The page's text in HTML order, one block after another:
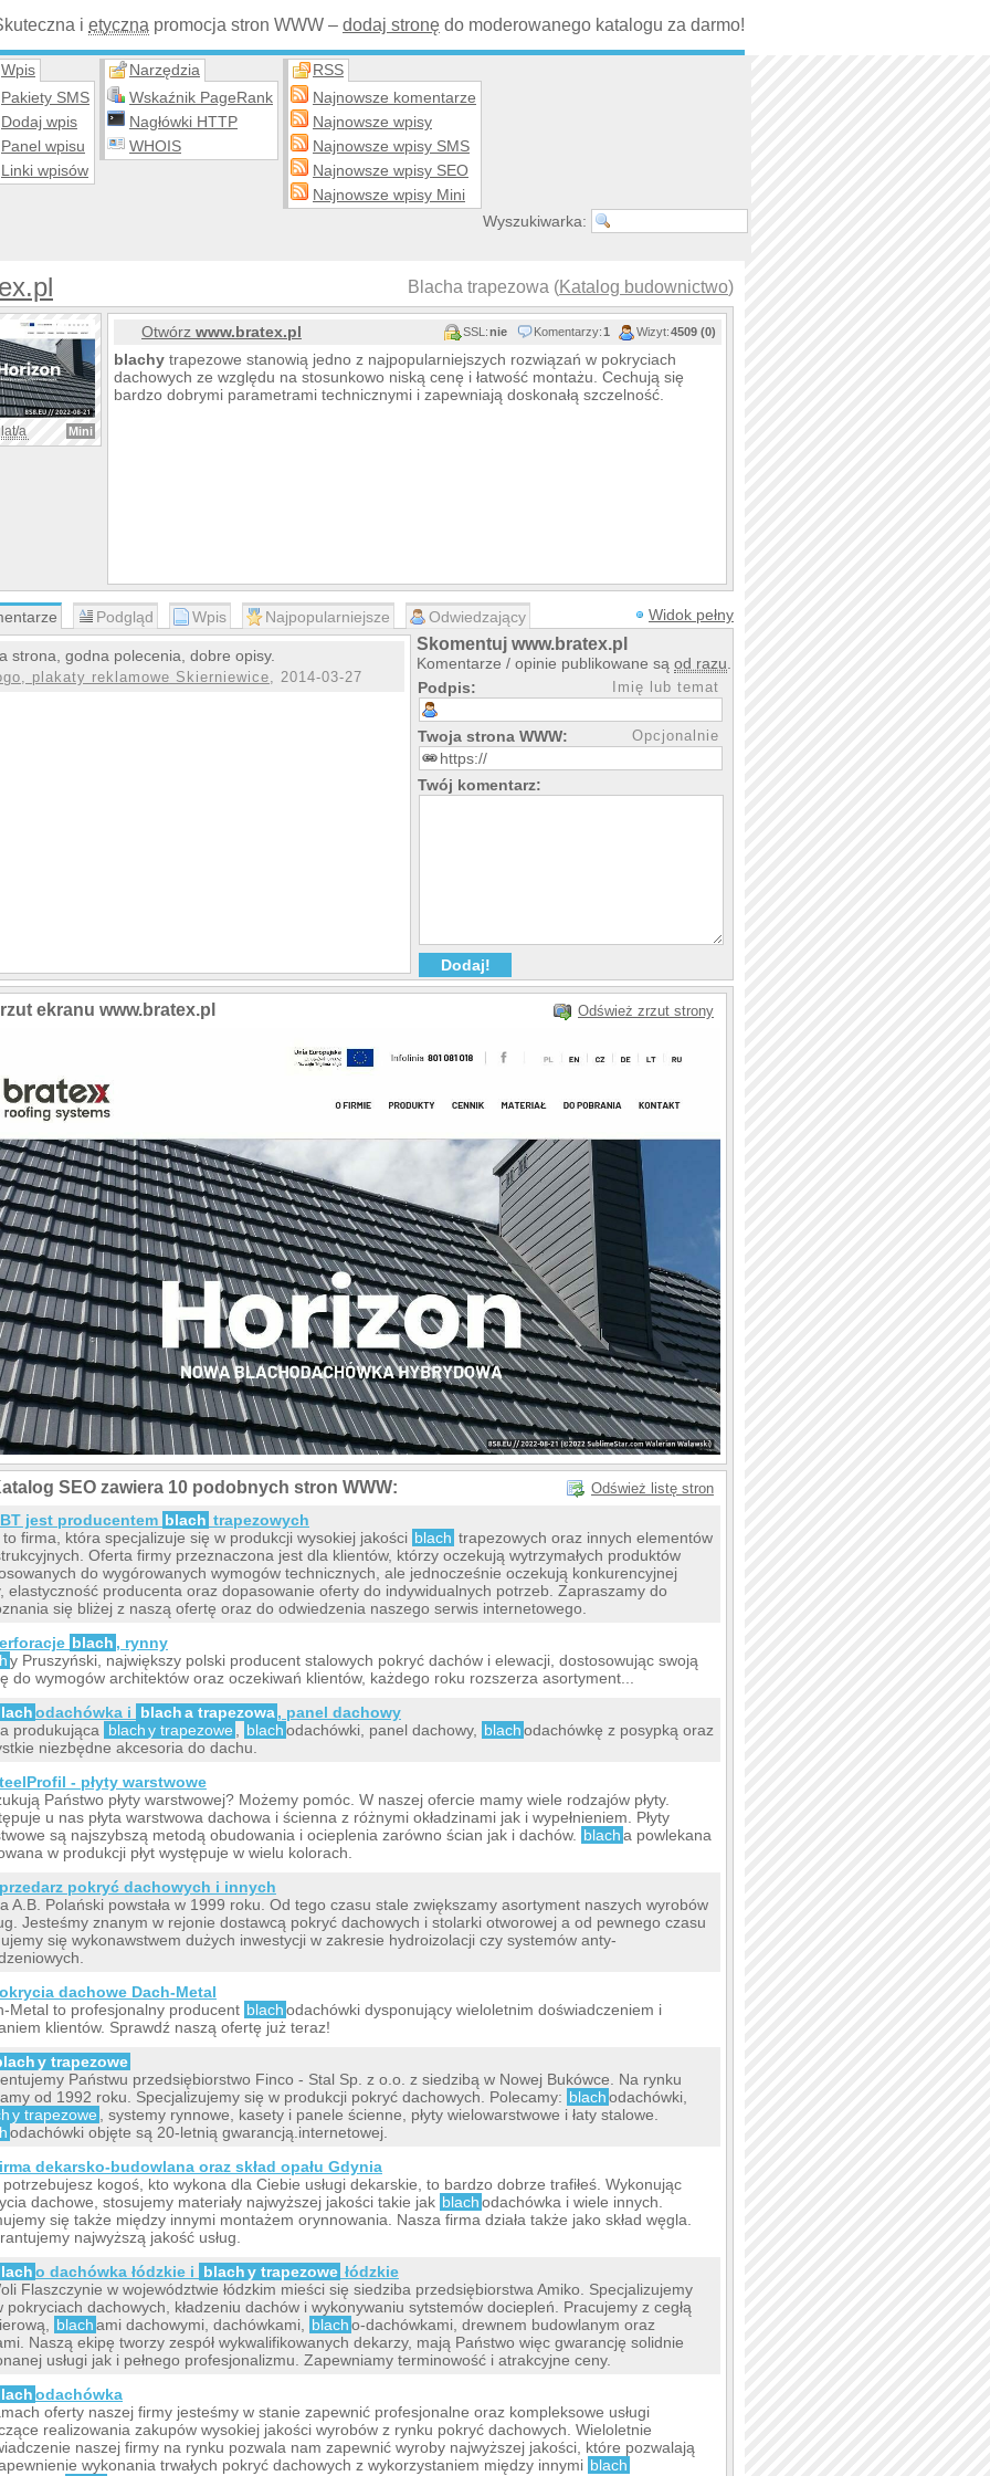
i etyczna promocja stron WWW – dodaj stronę do moderowanego katalogu za darmo!
Wpis
Pakiety SMS
Dodaj wpis
Panel wpisu
Linki wpisów
Narzędzia
Wskaźnik PageRank
Nagłówki HTTP
WHOIS
RSS
Najnowsze komentarze
Najnowsze wpisy
Najnowsze wpisy SMS
Najnowsze wpisy SEO
Najnowsze wpisy Mini
Wyszukiwarka:
Blacha trapezowa (Katalog budownictwo)
a Mini
Otwórz www.bratex.pl SSL:nie Komentarzy:1 Wizyt:4509 (0)
blachy trapezowe stanowią jedno z najpopularniejszych rozwiązań w pokryciach
dachowych ze względu na stosunkowo niską cenę i łatwość montażu. Cechują się
bardzo dobrymi parametrami technicznymi i zapewniają doskonałą szczelność.
Podgląd Wpis Najpopularniejsze Odwiedzający Widok pełny
strona, godna polecenia, dobre opisy.
plakaty reklamowe Skierniewice, 2014-03-27
Skomentuj www.bratex.pl
Komentarze / opinie publikowane są od razu
Podpis:
Imię lub temat
Twoja strona WWW: Opcjonalnie
Twój komentarz:
ekranu www.bratex.pl Odśwież zrzut strony
SEO zawiera 10 podobnych stron WWW: Odśwież listę stron
jest producentem blach trapezowych
to firma, która specjalizuje się w produkcji wysokiej jakości blach trapezowych oraz innych elementów
Oferta firmy przeznaczona jest dla klientów, którzy oczekują wytrzymałych produktów
do wygórowanych wymogów technicznych, ale jednocześnie oczekują konkurencyjnej
elastyczność producenta oraz dopasowanie oferty do indywidualnych potrzeb. Zapraszamy do
się bliżej z naszą ofertę oraz do odwiedzenia naszego serwis internetowego.
blach , rynny
y Pruszyński, największy polski producent stalowych pokryć dachów i elewacji, dostosowując swoją
do wymogów architektów oraz oczekiwań klientów, każdego roku rozszerza asortyment...
odachówka i blacha trapezowa, panel dachowy
produkująca
blachy trapezowe blachodachówki, panel dachowy, blachodachówkę z posypką oraz
niezbędne akcesoria do dachu.
- płyty warstwowe
Państwo płyty warstwowej? Możemy pomóc. W naszej ofercie mamy wiele rodzajów płyty.
u nas płyta warstwowa dachowa i ścienna z różnymi okładzinami jak i wypełnieniem. Płyty
są najszybszą metodą obudowania i ocieplenia zarówno ścian jak i dachów.
blacha powlekana
w produkcji płyt występuje w wielu kolorach.
pokryć dachowych i innych
A.B. Polański powstała w 1999 roku. Od tego czasu stale zwiększamy asortyment naszych wyrobów
Jesteśmy znanym w rejonie dostawcą pokryć dachowych i stolarki otworowej a od pewnego czasu
się wykonawstwem dużych inwestycji w zakresie hydroizolacji czy systemów anty-
dachowe Dach-Metal
Metal to profesjonalny producent blachodachówki dysponujący wieloletnim doświadczeniem i
klientów. Sprawdź naszą ofertę już teraz!
y trapezowe
Państwu przedsiębiorstwo Finco - Stal Sp. z o.o. z siedzibą w Nowej Bukówce. Na rynku
od 1992 roku. Specjalizujemy się w produkcji pokryć dachowych. Polecamy: blachodachówki,
y trapezowe
, systemy rynnowe, kasety i panele ścienne, płyty wielowarstwowe i łaty stalowe.
odachówki objęte są 20-letnią gwarancją.internetowej.
dekarsko-budowlana oraz skład opału Gdynia
kogoś, kto wykona dla Ciebie usługi dekarskie, to bardzo dobrze trafiłeś. Wykonując
dachowe, stosujemy materiały najwyższej jakości takie jak blachodachówka i wiele innych.
się także między innymi montażem orynnowania. Nasza firma działa także jako skład węgla.
najwyższą jakość usług.
o dachówka łódzkie i blachy trapezowe łódzkie
Flaszczynie w województwie łódzkim mieści się siedziba przedsiębiorstwa Amiko. Specjalizujemy
pokryciach dachowych, kładzeniu dachów i wykonywaniu sytstemów dociepleń. Pracujemy z cegłą
blachami dachowymi, dachówkami, blacho-dachówkami, drewnem budowlanym oraz
Naszą ekipę tworzy zespół wykwalifikowanych dekarzy, mają Państwo więc gwarancję solidnie
usługi jak i pełnego profesjonalizmu. Zapewniamy terminowość i atrakcyjne ceny.
odachówka
oferty naszej firmy jesteśmy w stanie zapewnić profesjonalne oraz kompleksowe usługi
realizowania zakupów wysokiej jakości wyrobów z rynku pokryć dachowych. Wieloletnie
naszej firmy na rynku pozwala nam zapewnić wyroby najwyższej jakości, które pozwalają
wykonania trwałych pokryć dachowych z wykorzystaniem między innymi blach